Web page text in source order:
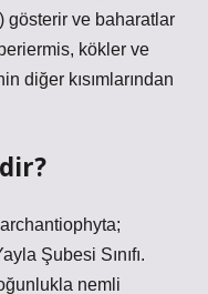
gösterir ve baharatlar
kökler ve
diğer kısımlarından
Şubesi Sınıfı.
nemli